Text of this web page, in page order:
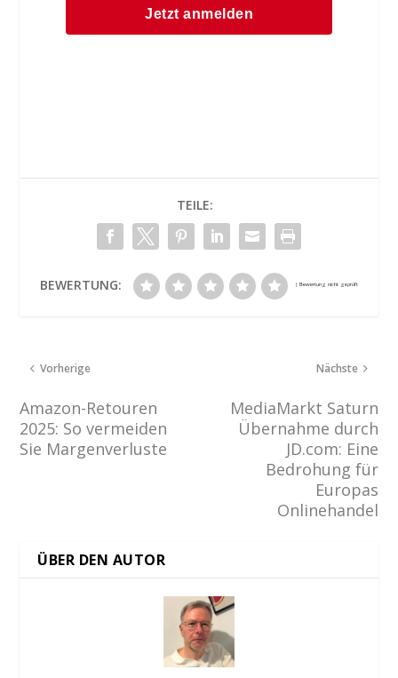
TEILE:
BEWERTUNG:
Vorherige
Amazon-Retouren
2025: So vermeiden
Sie Margenverluste
Nächste
MediaMarkt Saturn
Übernahme durch
JD.com: Eine
Bedrohung für
Europas
Onlinehandel
ÜBER DEN AUTOR